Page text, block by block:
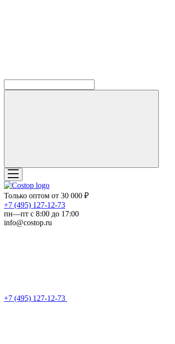
Только оптом от 30 000 ₽
‎+7 (495) 127-12-73
пн—пт с 8:00 до 17:00
info@costop.ru
‎+7 (495) 127-12-73